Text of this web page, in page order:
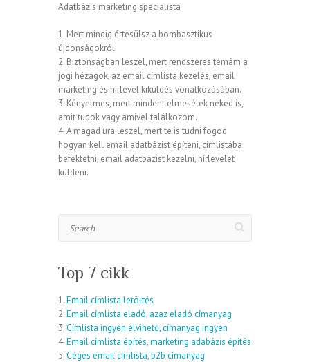
Adatbázis marketing specialista
1. Mert mindig értesülsz a bombasztikus
újdonságokról.
2. Biztonságban leszel, mert rendszeres témám a
jogi hézagok, az email címlista kezelés, email
marketing és hírlevél kiküldés vonatkozásában.
3. Kényelmes, mert mindent elmesélek neked is,
amit tudok vagy amivel találkozom.
4. A magad ura leszel, mert te is tudni fogod
hogyan kell email adatbázist építeni, címlistába
befektetni, email adatbázist kezelni, hírlevelet
küldeni.
Top 7 cikk
1.Email címlista letöltés
2.Email címlista eladó, azaz eladó címanyag
3.Címlista ingyen elvihető, címanyag ingyen
4.Email címlista építés, marketing adabázis építés
5.Céges email címlista, b2b címanyag